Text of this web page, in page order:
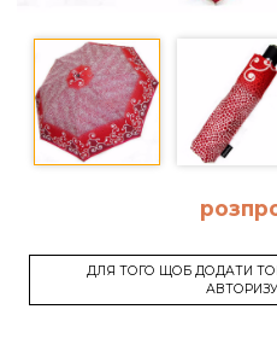
ДЛЯ ТОГО ЩОБ ДОДАТИ